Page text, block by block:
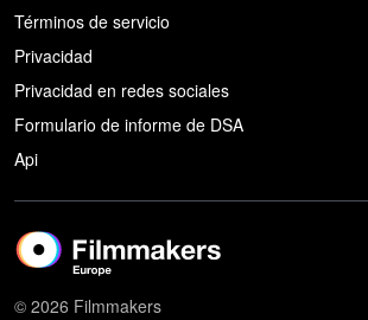
Términos de servicio
Privacidad
Privacidad en redes sociales
Formulario de informe de DSA
Api
© 2026 Filmmakers